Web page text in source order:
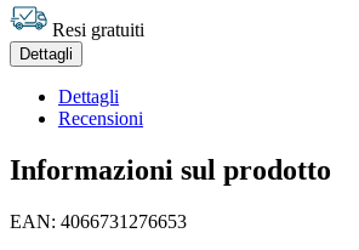
Resi gratuiti
Dettagli
Dettagli
Recensioni
Informazioni sul prodotto
EAN: 4066731276653